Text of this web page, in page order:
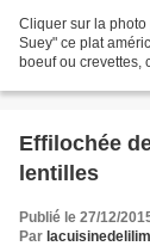
Cliquer sur la
Suey" ce plat
boeuf ou crevettes,
Effilochée
lentilles
Publié le 27/12/
Par